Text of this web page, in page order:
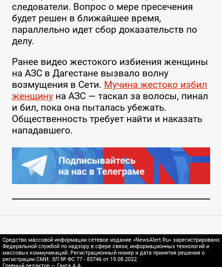
следователи. Вопрос о мере пресечения
будет решен в ближайшее время,
параллельно идет сбор доказательств по
делу.
Ранее видео жестокого избиения женщины
на АЗС в Дагестане вызвало волну
возмущения в Сети. Мучина жестоко избил
женщинуна АЗС — таскал за волосы, пинал
и бил, пока она пыталась убежать.
Общественность требует найти и наказать
нападавшего.
Средство массовой информации сетевое издание «NewsAlert.Ru» зарегистрировано
Федеральной службой по надзору в сфере связи, информационных технологий и
массовых коммуникаций. Регистрационный номер и дата принятия решения о
регистрации СМИ: ЭЛ № ФС 77 - 83746 от 19.08.2022